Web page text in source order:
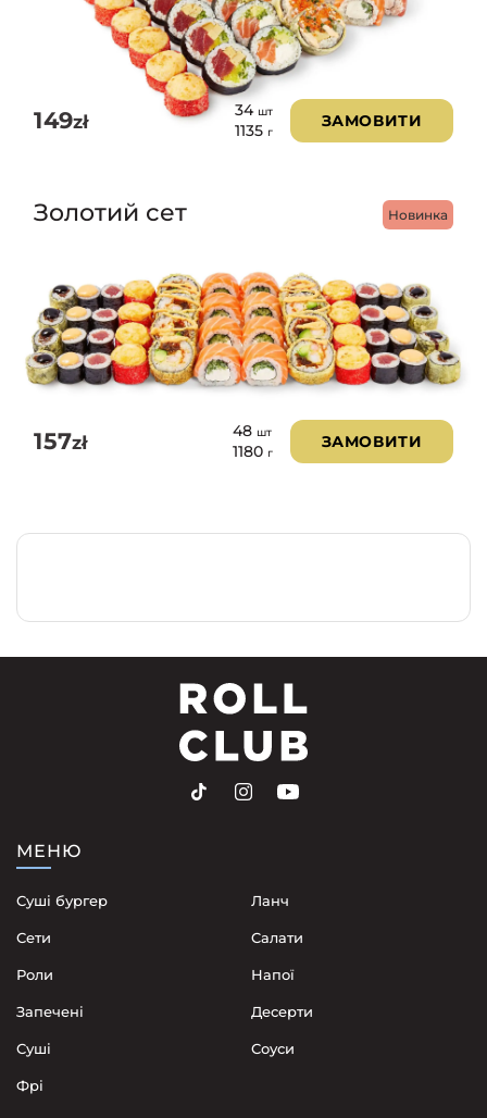
149zł
34 шт
1135 г
ЗАМОВИТИ
Новинка
Золотий сет
157zł
48 шт
1180 г
ЗАМОВИТИ
МЕНЮ
Суші бургер
Сети
Роли
Запечені
Суші
Фрі
Ланч
Cалати
Напої
Десерти
Соуси